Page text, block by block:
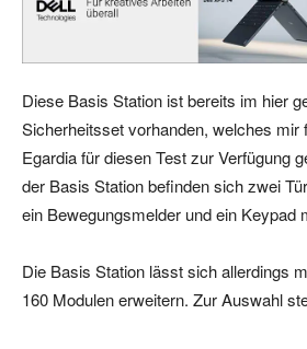
Diese Basis Station ist bereits im hier
Sicherheitsset vorhanden, welches mir
Egardia für diesen Test zur Verfügung
der Basis Station befinden sich zwei
ein Bewegungsmelder und ein Keypad
Die Basis Station lässt sich allerdings
160 Modulen erweitern. Zur Auswahl